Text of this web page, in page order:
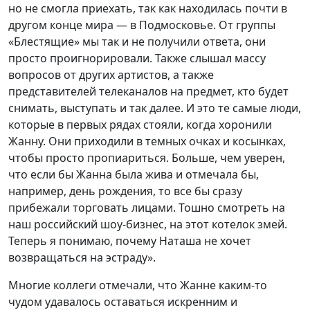
но не смогла приехать, так как находилась почти в
другом конце мира — в Подмосковье. От группы
«Блестящие» мы так и не получили ответа, они
просто проигнорировали. Также слышал массу
вопросов от других артистов, а также
представителей телеканалов на предмет, кто будет
снимать, выступать и так далее. И это те самые люди,
которые в первых рядах стояли, когда хоронили
Жанну. Они приходили в темных очках и косынках,
чтобы просто пропиариться. Больше, чем уверен,
что если бы Жанна была жива и отмечала бы,
например, день рождения, то все бы сразу
прибежали торговать лицами. Тошно смотреть на
наш российский шоу-бизнес, на этот котелок змей.
Теперь я понимаю, почему Наташа не хочет
возвращаться на эстраду».
Многие коллеги отмечали, что Жанне каким-то
чудом удавалось оставаться искренним и